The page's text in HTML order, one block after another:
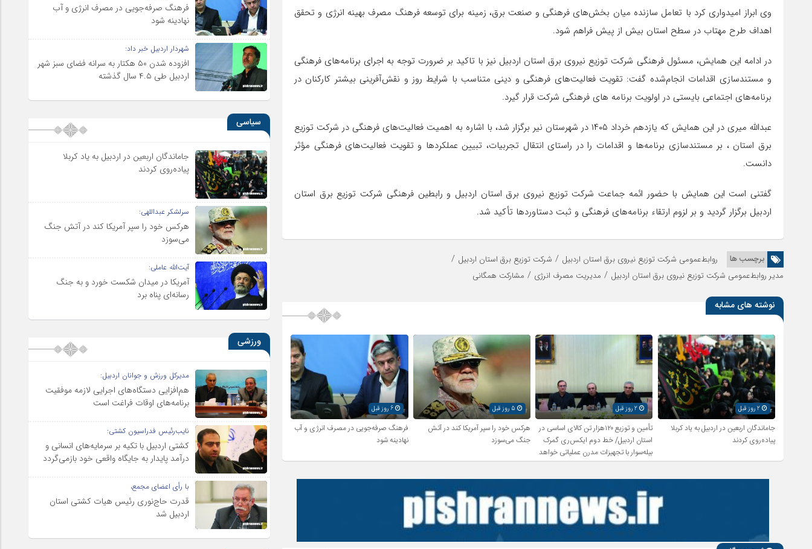
وی ابراز امیدواری کرد با تعامل سازنده میان بخش‌های فرهنگی و صنعت برق، زمینه برای توسعه فرهنگ مصرف بهینه انرژی و تحقق
اهداف طرح مهتاب در سطح استان بیش از پیش فراهم شود.
در ادامه این همایش، مسئول فرهنگی شرکت توزیع نیروی برق استان اردبیل نیز با تاکید بر ضرورت توجه به اجرای برنامه‌های فرهنگی
و مستندسازی اقدامات انجام‌شده گفت: تقویت فعالیت‌های فرهنگی و دینی متناسب با شرایط روز و نقش‌آفرینی بیشتر کارکنان در
برنامه‌های اجتماعی بایستی در اولویت برنامه های فرهنگی شرکت قرار گیرد.
عبدالله میری در این همایش که یازدهم خرداد ۱۴۰۵ در شهرستان نیر برگزار شد، با اشاره به اهمیت فعالیت‌های فرهنگی در شرکت توزیع
برق استان ، بر مستندسازی برنامه‌ها و اقدامات را در راستای انتقال تجربیات، تبیین عملکردها و تقویت فعالیت‌های فرهنگی مؤثر
دانست.
گفتنی است این همایش با حضور ائمه جماعت شرکت توزیع نیروی برق استان اردبیل و رابطین فرهنگی شرکت توزیع برق استان
اردبیل برگزار گردید و بر لزوم ارتقاء برنامه‌های فرهنگی و ثبت دستاوردها تأکید شد.
برچسب ها روابط‌عمومی شرکت توزیع نیروی برق استان اردبیل / شرکت توزیع برق استان اردبیل /
مدیر روابط‌عمومی شرکت توزیع نیروی برق استان اردبیل / مدیریت مصرف انرژی / مشارکت همگانی
نوشته های مشابه
2 روز قبل
جاماندگان اربعین در اردبیل به یاد کربلا
پیاده‌روی کردند
2 روز قبل
تأمین و توزیع ۱۲۰هزار تن کالای اساسی در
استان اردبیل/ خط دوم ایکس‌ری گمرک
بیله‌سوار با تجهیزات مدرن عملیاتی خواهد
شد
هرکس خود را سپر آمریکا کند در آتش
جنگ می‌سوزد
6 روز قبل
فرهنگ صرفه‌جویی در مصرف انرژی و آب
نهادینه شود
فرهنگ صرفه‌جویی در مصرف انرژی و آب
نهادینه شود
شهردار اردبیل خبر داد:
افزوده شدن ۵۰ هکتار به سرانه فضای سبز شهر
اردبیل طی ۴.۵ سال گذشته
سیاسی
جاماندگان اربعین در اردبیل به یاد کربلا
پیاده‌روی کردند
سرلشکر عبداللهی:
هرکس خود را سپر آمریکا کند در آتش جنگ
می‌سوزد
آیت‌الله عاملی:
آمریکا در میدان شکست خورد و به جنگ
رسانه‌ای پناه برد
ورزشی
مدیرکل ورزش و جوانان اردبیل:
هم‌افزایی دستگاه‌های اجرایی لازمه موفقیت
برنامه‌های اوقات فراغت است
نایب‌رئیس فدراسیون کشتی:
کشتی اردبیل با تکیه بر سرمایه‌های انسانی و
درآمد پایدار به جایگاه واقعی خود بازمی‌گردد
با رأی اعضای مجمع،
قدرت حاج‌نوری رئیس هیات کشتی استان
اردبیل شد